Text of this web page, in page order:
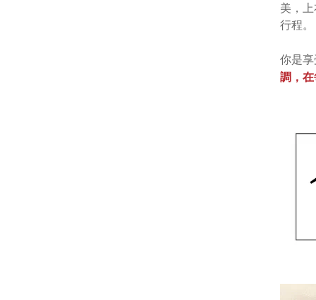
美，
行程。
你是
調，